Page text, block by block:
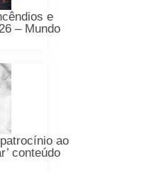
e
– Mundo
ao
conteúdo